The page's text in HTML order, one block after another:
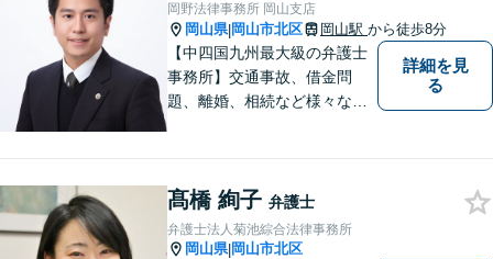
岡野法律事務所 岡山支店
岡山県|岡山市北区 岡山駅 から徒歩8分
【中四国九州最大級の弁護士
事務所】交通事故、借金問
題、離婚、相続など様々な問
い！
詳細を見
る
髙橋 絢子 弁護士
弁護士法人菊池綜合法律事務所
岡山県|岡山市北区